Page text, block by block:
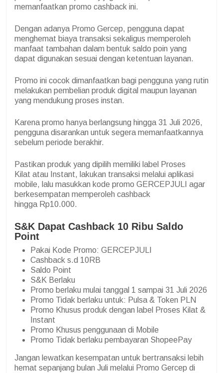
memanfaatkan promo cashback ini.
Dengan adanya Promo Gercep, pengguna dapat
menghemat biaya transaksi sekaligus memperoleh
manfaat tambahan dalam bentuk saldo poin yang
dapat digunakan sesuai dengan ketentuan layanan.
Promo ini cocok dimanfaatkan bagi pengguna yang rutin
melakukan pembelian produk digital maupun layanan
yang mendukung proses instan.
Karena promo hanya berlangsung hingga 31 Juli 2026,
pengguna disarankan untuk segera memanfaatkannya
sebelum periode berakhir.
Pastikan produk yang dipilih memiliki label Proses
Kilat atau Instant, lakukan transaksi melalui aplikasi
mobile, lalu masukkan kode promo GERCEPJULI agar
berkesempatan memperoleh cashback
hingga Rp10.000.
S&K Dapat Cashback 10 Ribu Saldo
Point
Pakai Kode Promo: GERCEPJULI
Cashback s.d 10RB
Saldo Point
S&K Berlaku
Promo berlaku mulai tanggal 1 sampai 31 Juli 2026
Promo Tidak berlaku untuk: Pulsa & Token PLN
Promo Khusus produk dengan label Proses Kilat &
Instant
Promo Khusus penggunaan di Mobile
Promo Tidak berlaku pembayaran ShopeePay
Jangan lewatkan kesempatan untuk bertransaksi lebih
hemat sepanjang bulan Juli melalui Promo Gercep di